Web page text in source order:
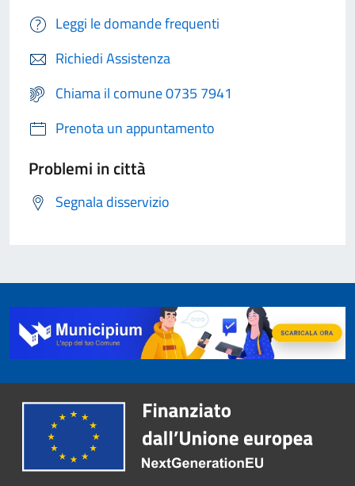
Leggi le domande frequenti
Richiedi Assistenza
Chiama il comune 0735 7941
Prenota un appuntamento
Problemi in città
Segnala disservizio